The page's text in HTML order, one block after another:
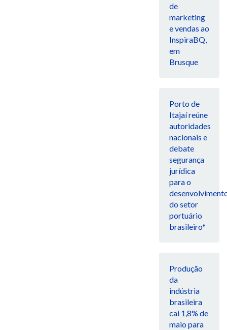
de
marketing
e vendas ao
InspiraBQ,
em
Brusque
Porto de
Itajaí reúne
autoridades
nacionais e
debate
segurança
jurídica
para o
do setor
portuário
brasileiro*
Produção
da
indústria
brasileira
cai 1,8% de
maio para